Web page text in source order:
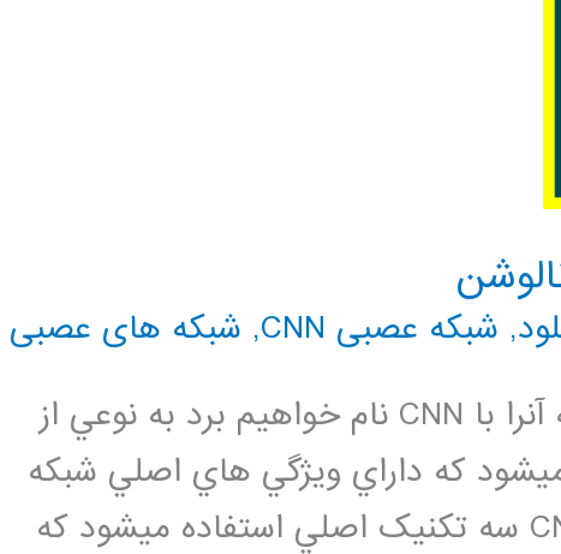
, شبکه عصبی CNN , شبکه های عصبی
شبکه عصبي کانولوشني که در ادامه آنرا با CNN نام خواهيم برد به نوعي از
که داراي ويژگي هاي اصلي شبکه
neocognitron ميباشد. درساختار CNN سه تکنيک اصلي استفاده ميشود که